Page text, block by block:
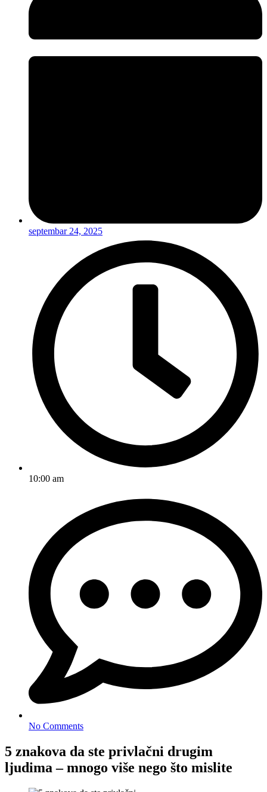
septembar 24, 2025
10:00 am
No Comments
5 znakova da ste privlačni drugim
ljudima – mnogo više nego što mislite